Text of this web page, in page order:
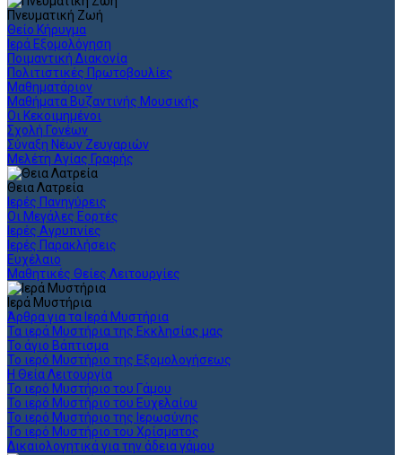
Πνευματική Ζωή
Θείο Κήρυγμα
Ιερά Εξομολόγηση
Ποιμαντική Διακονία
Πολιτιστικές Πρωτοβουλίες
Μαθηματάριον
Μαθήματα Βυζαντινής Μουσικής
Οι Κεκοιμημένοι
Σχολή Γονέων
Σύναξη Νέων Ζευγαριών
Μελέτη Αγίας Γραφής
Θεια Λατρεία
Ιερές Πανηγύρεις
Οι Μεγάλες Εορτές
Ιερές Αγρυπνίες
Ιερές Παρακλήσεις
Ευχέλαιο
Μαθητικές Θείες Λειτουργίες
Ιερά Μυστήρια
Άρθρα για τα Ιερά Μυστήρια
Τα ιερά Μυστήρια της Εκκλησίας μας
Το άγιο Βάπτισμα
Το ιερό Μυστήριο της Εξομολογήσεως
Η Θεία Λειτουργία
Το ιερό Μυστήριο του Γάμου
Το ιερό Μυστήριο του Ευχελαίου
Το ιερό Μυστήριο της Ιερωσύνης
Το ιερό Μυστήριο του Χρίσματος
Δικαιολογητικά για την άδεια γάμου